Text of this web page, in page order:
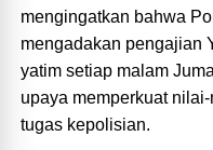
mengingatkan bahwa
mengadakan pengajian
yatim setiap malam
upaya memperkuat
tugas kepolisian.